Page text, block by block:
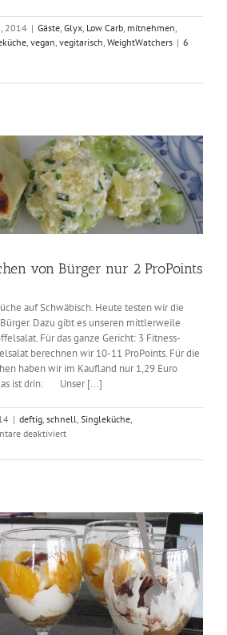
2014 | Gäste Glyx Low Carb mitnehmen
vegan vegitarisch WeightWatchers | 6
von Bürger nur 2 ProPoints
auf Schwäbisch. Heute testen wir die
Dazu gibt es unseren mittlerweile
Für das ganze Gericht: 3 Fitness-
berechnen wir 10-11 ProPoints. Für die
haben wir im Kaufland nur 1,29 Euro
ist drin: Unser [...]
| deftig schnell Singleküche
deaktiviertfür
Maultaschen
2
ProPoints